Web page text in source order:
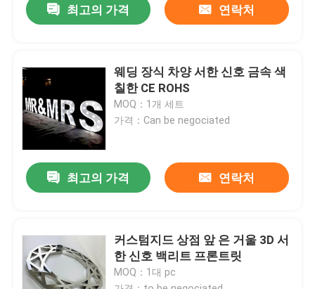
공장 여행
연락주세요
인용문을 요구하세요
3d 서한 신호
채널 레터 신호
백리트 서한 신호
최고의 가격 연락처
웨딩 장식 차양 서한 신호 금속 색
칠한 CE ROHS
MOQ：1개 세트
가격：Can be negociated
최고의 가격 연락처
커스텀지드 상점 앞 은 거울 3D 서
한 신호 백리트 프론트릿
MOQ：1대 pc